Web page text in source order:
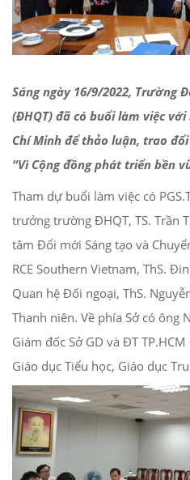
Sáng ngày 16/9/2022, Trường
(ĐHQT) đã có buổi làm việc
Chí Minh để thảo luận, trao
“Vì Cộng đồng phát triển bền
Tham dự buổi làm việc có
trưởng trường ĐHQT, TS. Trần
tâm Đổi mới Sáng tạo và
RCE Southern Vietnam, ThS.
Quan hệ Đối ngoại, ThS.
Thanh niên. Về phía Sở có ông
Giám đốc Sở GD và ĐT
Giáo dục Tiểu học, Giáo dục